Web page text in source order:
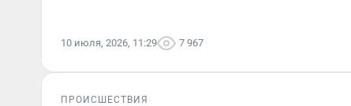
10 июля, 2026, 11:29 7 967
ПРОИСШЕСТВИЯ